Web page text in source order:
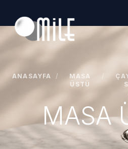
ANASAYFA /
MASA
ÜSTÜ
/
MASA